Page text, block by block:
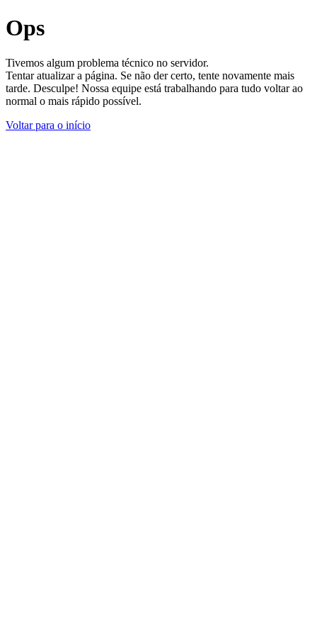
Ops
Tivemos algum problema técnico no servidor.
Tentar atualizar a página. Se não der certo, tente novamente mais
tarde. Desculpe! Nossa equipe está trabalhando para tudo voltar ao
normal o mais rápido possível.
Voltar para o início